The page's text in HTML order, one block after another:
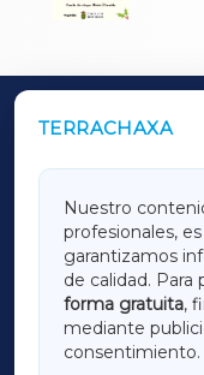
TERRACHAXA
Nuestro
profesionales,
garantizamos
de calidad.
forma gratuita,
mediante
consentimiento.
OUTROS